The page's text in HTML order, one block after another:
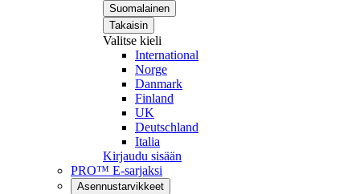
Suomalainen
Takaisin
Valitse kieli
International
Norge
Danmark
Finland
UK
Deutschland
Italia
Kirjaudu sisään
PRO™ E-sarjaksi
Asennustarvikkeet